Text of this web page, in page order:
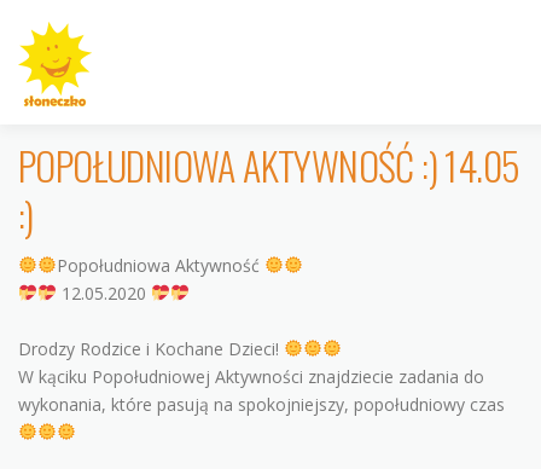
treści
INFORMACJE ROGALINEK
AKTUALNOŚCI GALERIE KONTAKT
POPOŁUDNIOWA AKTYWNOŚĆ :) 14.05
:)
Popołudniowa Aktywność
12.05.2020
Drodzy Rodzice i Kochane Dzieci!
W kąciku Popołudniowej Aktywności znajdziecie zadania do
wykonania, które pasują na spokojniejszy, popołudniowy czas